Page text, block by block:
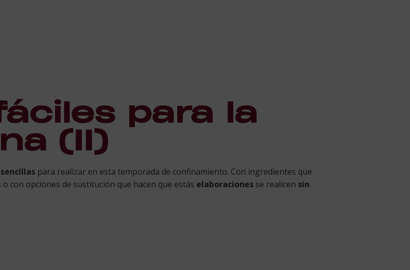
para la
(II)
para realizar en esta temporada de confinamiento. Con ingredientes que
con opciones de sustitución que hacen que estás elaboraciones se realicen sin